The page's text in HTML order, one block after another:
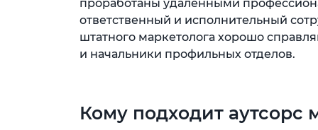
проработаны удаленными
ответственный и исполнительный
штатного маркетолога хорошо
и начальники профильных отделов.
Кому подходит аутсорс